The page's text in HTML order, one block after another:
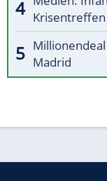
Krisentreffen
Madrid